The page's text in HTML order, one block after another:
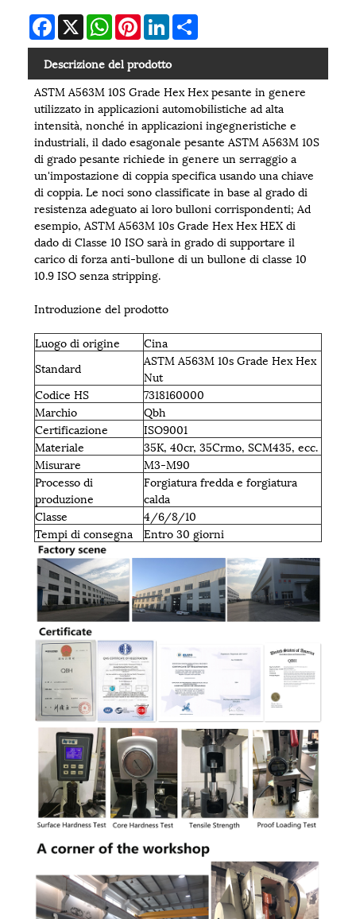
Facebook
X WhatsAppPinterestLinkedIn
Descrizione del prodotto
ASTM A563M 10S Grade Hex Hex pesante in genere
utilizzato in applicazioni automobilistiche ad alta
intensità, nonché in applicazioni ingegneristiche e
industriali, il dado esagonale pesante ASTM A563M 10S
di grado pesante richiede in genere un serraggio a
un'impostazione di coppia specifica usando una chiave
di coppia. Le noci sono classificate in base al grado di
resistenza adeguato ai loro bulloni corrispondenti; Ad
esempio, ASTM A563M 10s Grade Hex Hex HEX di
dado di Classe 10 ISO sarà in grado di supportare il
carico di forza anti-bullone di un bullone di classe 10
10.9 ISO senza stripping.
Introduzione del prodotto
Luogo di origine
Cina
Standard
ASTM A563M 10s Grade Hex Hex
Nut
Codice HS
7318160000
Marchio
Qbh
Certificazione
ISO9001
Materiale
35K, 40cr, 35Crmo, SCM435, ecc.
Misurare
M3-M90
Processo di
produzione
Forgiatura fredda e forgiatura
calda
Classe
4/6/8/10
Tempi di consegna
Entro 30 giorni